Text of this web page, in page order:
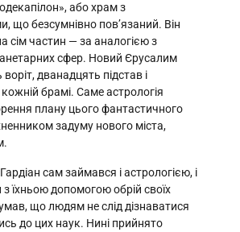
або храм з
що безсумнівно пов’язаний. Він
сім частин — за аналогією з
сфер. Новий Єрусалим
дванадцять підстав і
брамі. Саме астрологія
плану цього фантастичного
задуму нового міста,
сам займався і астрологією, і
їхньою допомогою обрій своїх
що людям не слід дізнаватися
до цих наук. Нині прийнято